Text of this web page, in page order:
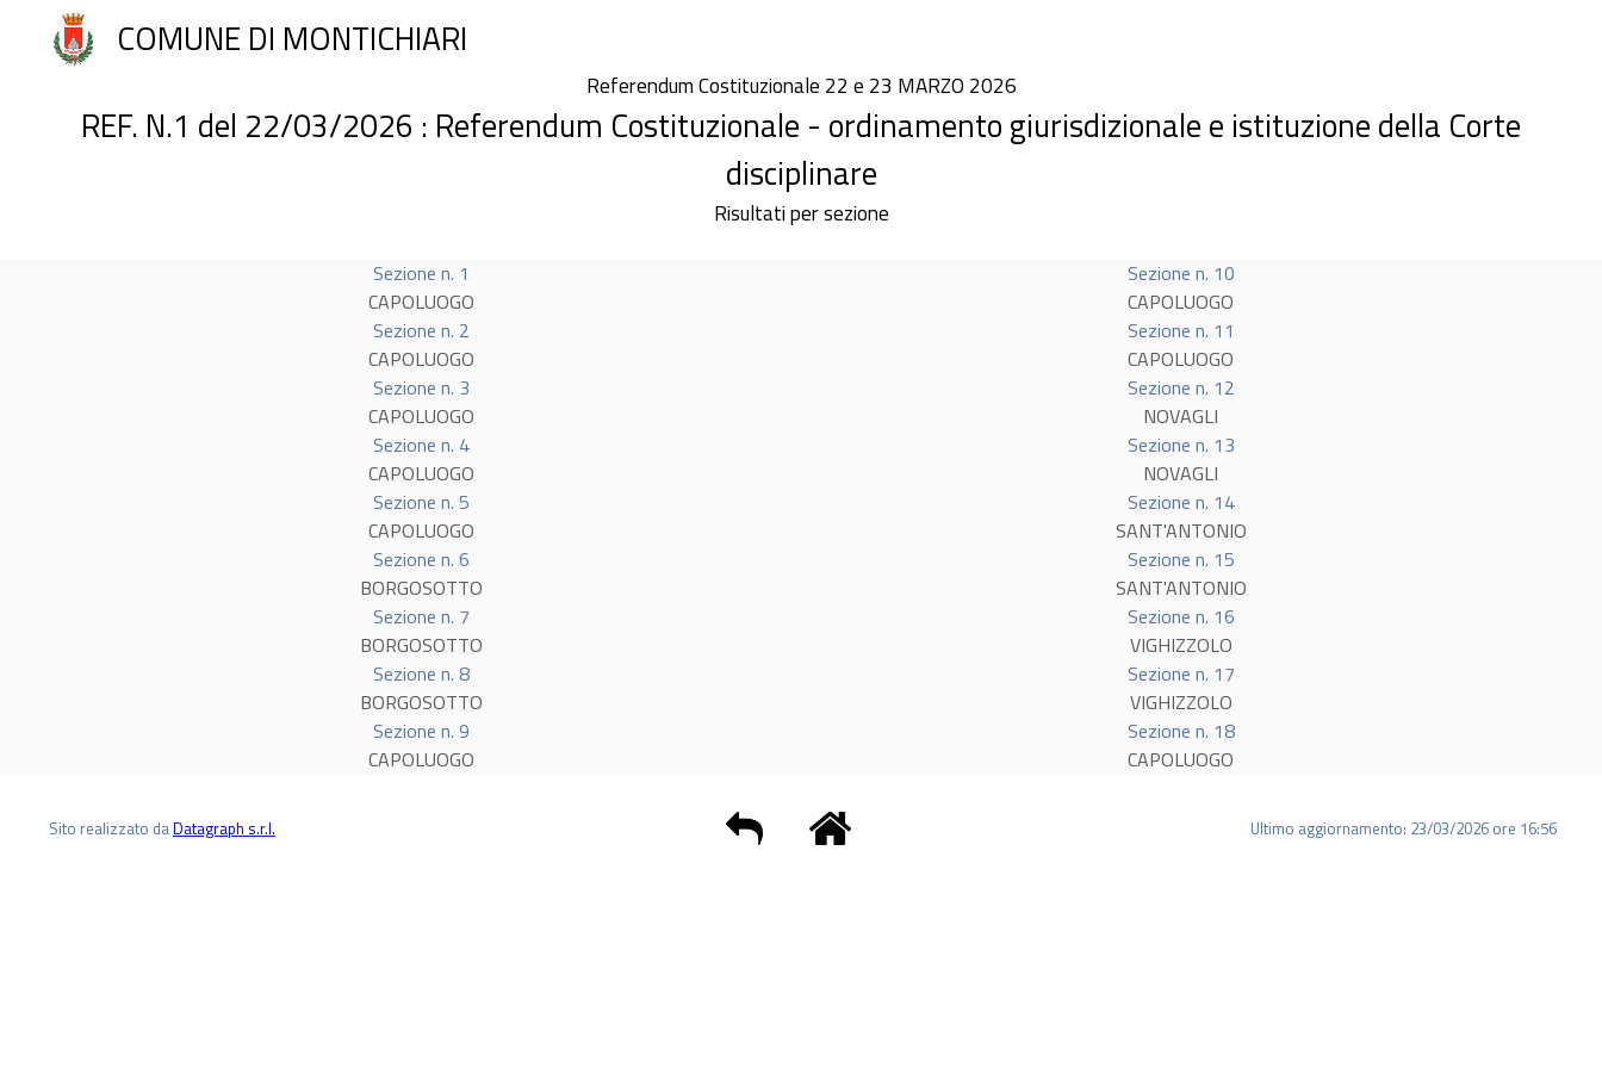
COMUNE DI MONTICHIARI
Referendum Costituzionale 22 e 23 MARZO 2026
REF. N.1 del 22/03/2026 : Referendum Costituzionale - ordinamento giurisdizionale e istituzione della Corte
disciplinare
Risultati per sezione
Sezione n. 1
CAPOLUOGO
Sezione n. 2
CAPOLUOGO
Sezione n. 3
CAPOLUOGO
Sezione n. 4
CAPOLUOGO
Sezione n. 5
CAPOLUOGO
Sezione n. 6
BORGOSOTTO
Sezione n. 7
BORGOSOTTO
Sezione n. 8
BORGOSOTTO
Sezione n. 9
CAPOLUOGO
Sezione n. 10
CAPOLUOGO
Sezione n. 11
CAPOLUOGO
Sezione n. 12
NOVAGLI
Sezione n. 13
NOVAGLI
Sezione n. 14
SANT'ANTONIO
Sezione n. 15
SANT'ANTONIO
Sezione n. 16
VIGHIZZOLO
Sezione n. 17
VIGHIZZOLO
Sezione n. 18
CAPOLUOGO
Sito realizzato daDatagraph s.r.l. Ultimo aggiornamento: 23/03/2026 ore 16:56